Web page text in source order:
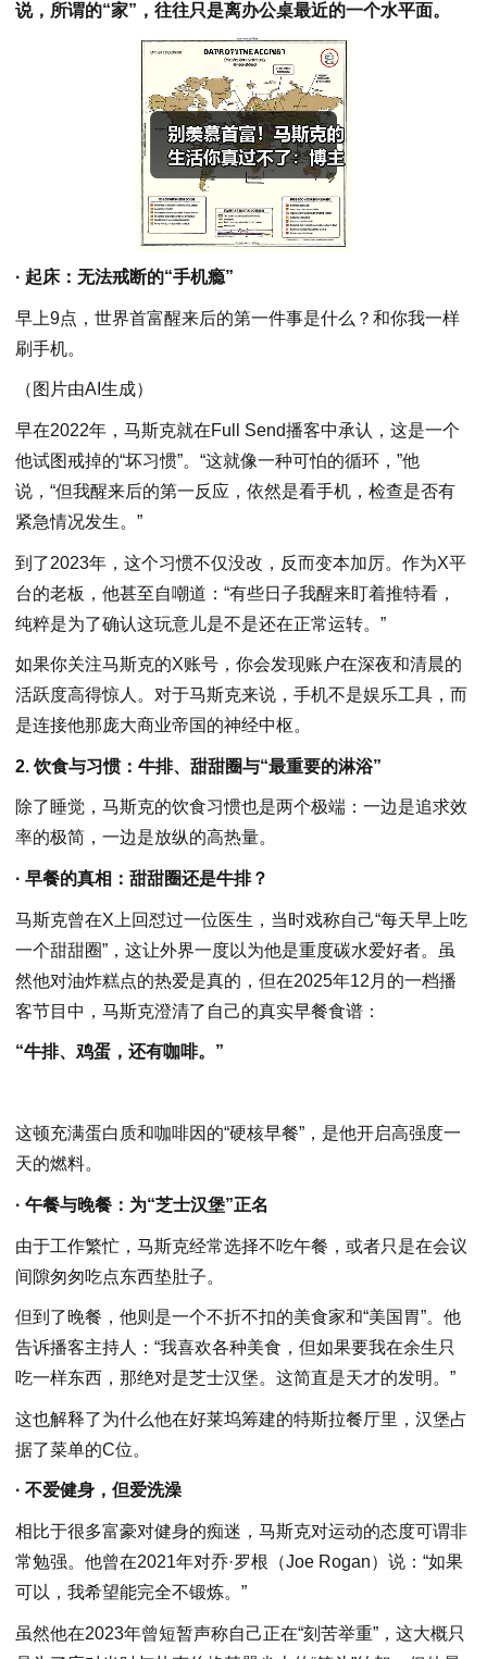
说，所谓的“家”，往往只是离办公桌最近的一个水平面。
· 起床：无法戒断的“手机瘾”
早上9点，世界首富醒来后的第一件事是什么？和你我一样
刷手机。
（图片由AI生成）
早在2022年，马斯克就在Full Send播客中承认，这是一个
他试图戒掉的“坏习惯”。“这就像一种可怕的循环，”他
说，“但我醒来后的第一反应，依然是看手机，检查是否有
紧急情况发生。”
到了2023年，这个习惯不仅没改，反而变本加厉。作为X平
台的老板，他甚至自嘲道：“有些日子我醒来盯着推特看，
纯粹是为了确认这玩意儿是不是还在正常运转。”
如果你关注马斯克的X账号，你会发现账户在深夜和清晨的
活跃度高得惊人。对于马斯克来说，手机不是娱乐工具，而
是连接他那庞大商业帝国的神经中枢。
2. 饮食与习惯：牛排、甜甜圈与“最重要的淋浴”
除了睡觉，马斯克的饮食习惯也是两个极端：一边是追求效
率的极简，一边是放纵的高热量。
· 早餐的真相：甜甜圈还是牛排？
马斯克曾在X上回怼过一位医生，当时戏称自己“每天早上吃
一个甜甜圈”，这让外界一度以为他是重度碳水爱好者。虽
然他对油炸糕点的热爱是真的，但在2025年12月的一档播
客节目中，马斯克澄清了自己的真实早餐食谱：
“牛排、鸡蛋，还有咖啡。”
这顿充满蛋白质和咖啡因的“硬核早餐”，是他开启高强度一
天的燃料。
· 午餐与晚餐：为“芝士汉堡”正名
由于工作繁忙，马斯克经常选择不吃午餐，或者只是在会议
间隙匆匆吃点东西垫肚子。
但到了晚餐，他则是一个不折不扣的美食家和“美国胃”。他
告诉播客主持人：“我喜欢各种美食，但如果要我在余生只
吃一样东西，那绝对是芝士汉堡。这简直是天才的发明。”
这也解释了为什么他在好莱坞筹建的特斯拉餐厅里，汉堡占
据了菜单的C位。
· 不爱健身，但爱洗澡
相比于很多富豪对健身的痴迷，马斯克对运动的态度可谓非
常勉强。他曾在2021年对乔·罗根（Joe Rogan）说：“如果
可以，我希望能完全不锻炼。”
虽然他在2023年曾短暂声称自己正在“刻苦举重”，这大概只